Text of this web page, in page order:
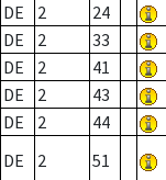
DE
2 24
DE
2 33
DE
2 41
DE
2 43
DE
2 44
DE
2 51